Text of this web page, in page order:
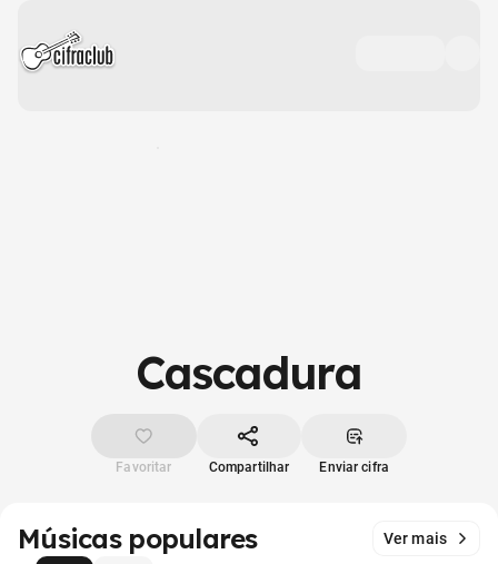
Cascadura
Favoritar Compartilhar Enviar cifra
Músicas populares
Ver mais